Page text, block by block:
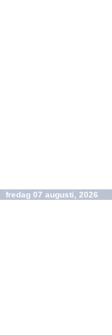
fredag 07 augusti, 2026